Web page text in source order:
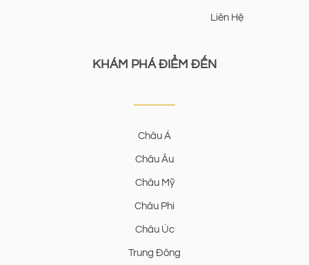
Liên Hệ
KHÁM PHÁ ĐIỂM ĐẾN
Châu Á
Châu Âu
Châu Mỹ
Châu Phi
Châu Úc
Trung Đông